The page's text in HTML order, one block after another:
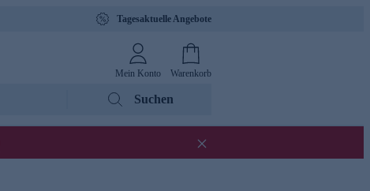
Tagesaktuelle Angebote
Mein Konto Warenkorb
Suchen